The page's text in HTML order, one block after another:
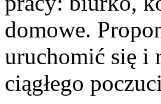
domowe.
uruchomić się i
ciągłego